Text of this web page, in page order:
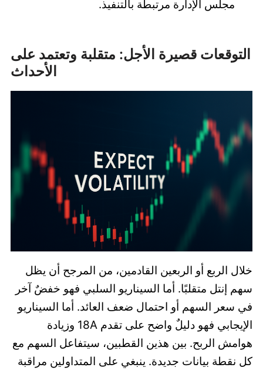
مجلس الإدارة مرتبطة بالتنفيذ.
التوقعات قصيرة الأجل: متقلبة وتعتمد على
الأحداث
خلال الربع أو الربعين القادمين، من المرجح أن يظل
سهم إنتل متقلبًا. أما السيناريو السلبي فهو خفضٌ آخر
في سعر السهم أو احتمال ضعف العائد. أما السيناريو
الإيجابي فهو دليلٌ واضح على تقدم 18A وزيادة
هوامش الربح. بين هذين القطبين، سيتفاعل السهم مع
كل نقطة بيانات جديدة. ينبغي على المتداولين مراقبة